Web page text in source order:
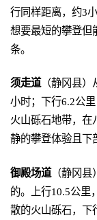
行同样距离，约3
想要最短的攀登但
条。
须走道（静冈县）
小时；下行6.2公
火山砾石地带，在
静的攀登体验且下
御殿场道（静冈县
的。上行10.5公里
散的火山砾石，下